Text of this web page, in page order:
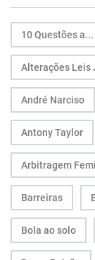
10 Questões a...
Alterações Leis
André Narciso
Antony Taylor
Arbitragem
Barreiras
Bola ao solo